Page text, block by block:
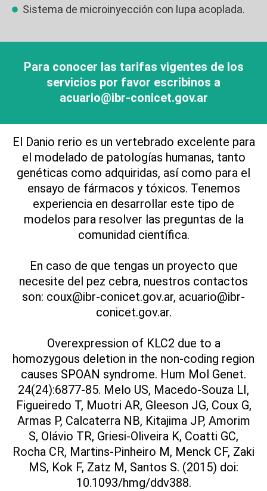
Sistema de microinyección con lupa acoplada.
Para conocer las tarifas vigentes de los
servicios por favor escribinos a
acuario@ibr-conicet.gov.ar
El Danio rerio es un vertebrado excelente para
el modelado de patologías humanas, tanto
genéticas como adquiridas, así como para el
ensayo de fármacos y tóxicos. Tenemos
experiencia en desarrollar este tipo de
modelos para resolver las preguntas de la
comunidad científica.
En caso de que tengas un proyecto que
necesite del pez cebra, nuestros contactos
son: coux@ibr-conicet.gov.ar, acuario@ibr-
conicet.gov.ar.
Overexpression of KLC2 due to a
homozygous deletion in the non-coding region
causes SPOAN syndrome. Hum Mol Genet.
24(24):6877-85. Melo US, Macedo-Souza LI,
Figueiredo T, Muotri AR, Gleeson JG, Coux G,
Armas P, Calcaterra NB, Kitajima JP, Amorim
S, Olávio TR, Griesi-Oliveira K, Coatti GC,
Rocha CR, Martins-Pinheiro M, Menck CF, Zaki
MS, Kok F, Zatz M, Santos S. (2015) doi:
10.1093/hmg/ddv388.